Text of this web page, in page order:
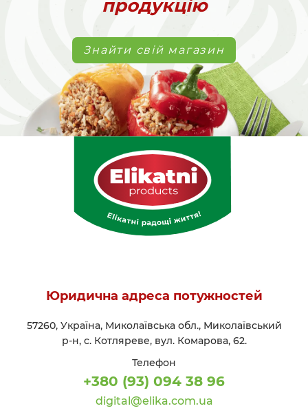
продукцію
Знайти свій магазин
Юридична адреса потужностей
57260, Україна, Миколаївська обл., Миколаївський
р-н, с. Котляреве, вул. Комарова, 62.
Телефон
+380 (93) 094 38 96
digital@elika.com.ua